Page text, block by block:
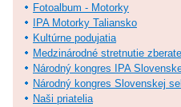
Fotoalbum - Motorky
IPA Motorky Taliansko
Kultúrne podujatia
Medzinárodné stretnutie
Národný kongres IPA
Národný kongres Slovenskej
Naši priatelia